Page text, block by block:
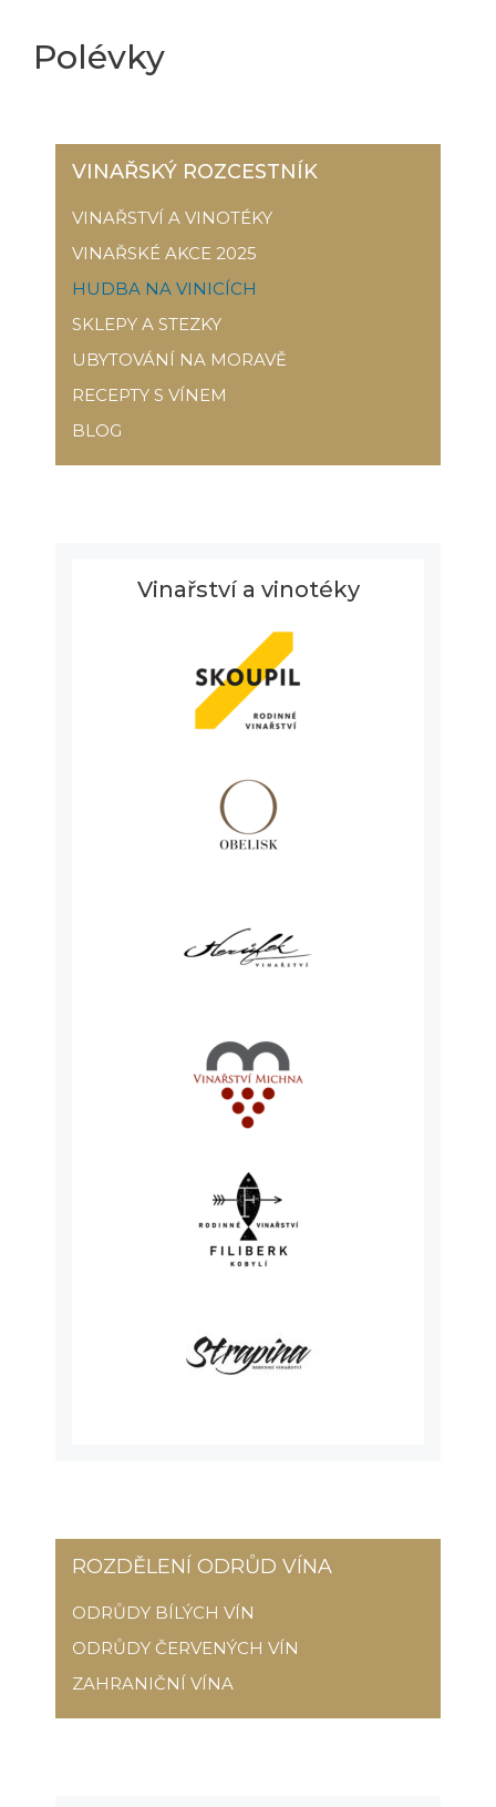
Polévky
VINAŘSKÝ ROZCESTNÍK
VINAŘSTVÍ A VINOTÉKY
VINAŘSKÉ AKCE 2025
HUDBA NA VINICÍCH
SKLEPY A STEZKY
UBYTOVÁNÍ NA MORAVĚ
RECEPTY S VÍNEM
BLOG
Vinařství a vinotéky
ROZDĚLENÍ ODRŮD VÍNA
ODRŮDY BÍLÝCH VÍN
ODRŮDY ČERVENÝCH VÍN
ZAHRANIČNÍ VÍNA